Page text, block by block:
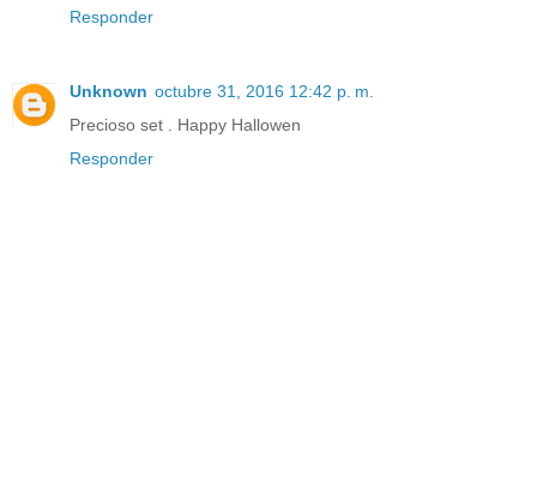
Responder
Unknown octubre 31, 2016 12:42 p. m.
Precioso set . Happy Hallowen
Responder